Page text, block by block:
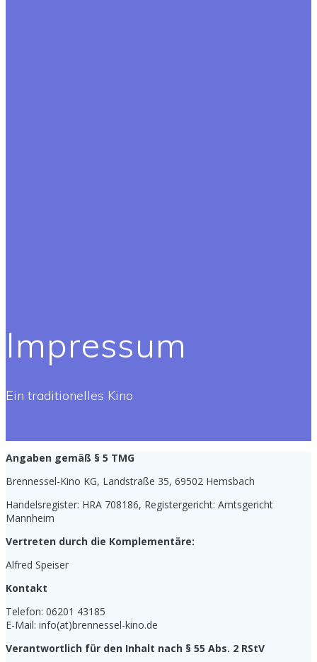
Impressum
Ein traditionelles Kino
Angaben gemäß § 5 TMG
Brennessel-Kino KG, Landstraße 35, 69502 Hemsbach
Handelsregister: HRA 708186, Registergericht: Amtsgericht
Mannheim
Vertreten durch die Komplementäre:
Alfred Speiser
Kontakt
Telefon: 06201 43185
E-Mail: info(at)brennessel-kino.de
Verantwortlich für den Inhalt nach § 55 Abs. 2 RStV